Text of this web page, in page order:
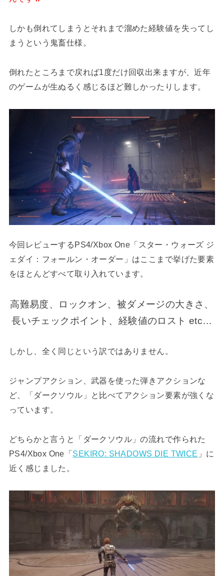
しかも倒れてしまうとそれまで溜めた経験値を失ってし
まうという鬼畜仕様。
倒れたところまで戻れば1度だけ回収出来ますが、近年
のゲームが生ぬるく感じるほど難しかったりします。
今回レビューするPS4/Xbox One「スター・ウォーズ ジ
ェダイ：フォールン・オーダー」はここまで挙げた要素
をほとんどすべて取り入れています。
高難易度、ロックオン、被ダメージの大きさ、
長いチェックポイント、経験値のロスト etc…
しかし、全く同じという訳ではありません。
ジャンプアクション、武器を使った弾きアクションな
ど、「ダークソウル」と比べてアクション要素が強くな
っています。
どちらかと言うと「ダークソウル」の流れで作られた
PS4/Xbox One「 SEKIRO: SHADOWS DIE TWICE 」に
近く感じました。